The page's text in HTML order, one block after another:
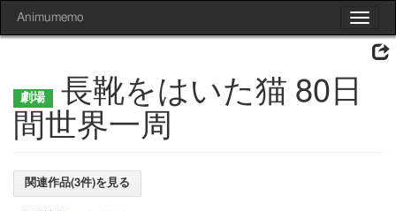
Toggle
Animumemo
長靴をはいた猫 80日
間世界一周
関連作品(3件)を見る